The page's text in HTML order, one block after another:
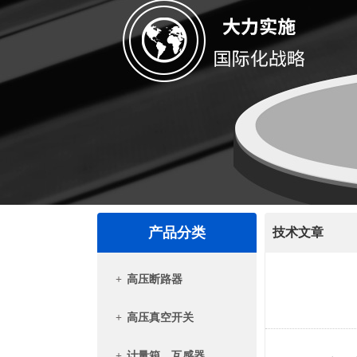
产品分类
+ 高压断路器
+ 高压真空开关
技术文章